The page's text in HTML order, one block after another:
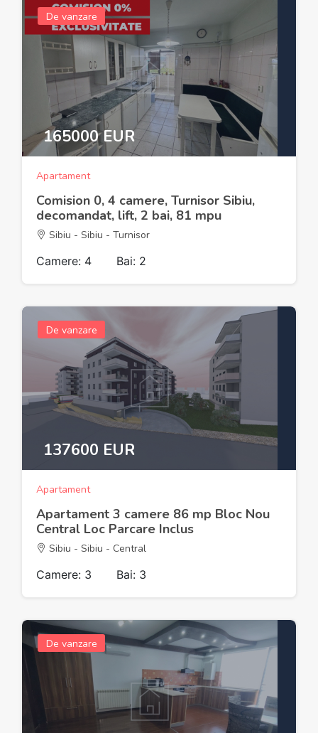
De vanzare
165000 EUR
Apartament
Comision 0, 4 camere, Turnisor Sibiu,
decomandat, lift, 2 bai, 81 mpu
Sibiu - Sibiu - Turnisor
Camere: 4 Bai: 2
De vanzare
137600 EUR
Apartament
Apartament 3 camere 86 mp Bloc Nou
Central Loc Parcare Inclus
Sibiu - Sibiu - Central
Camere: 3 Bai: 3
De vanzare